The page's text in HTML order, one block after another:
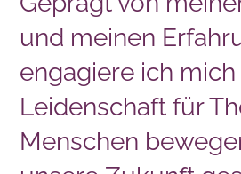
und meinen
engagiere ich
Leidenschaft für
Menschen